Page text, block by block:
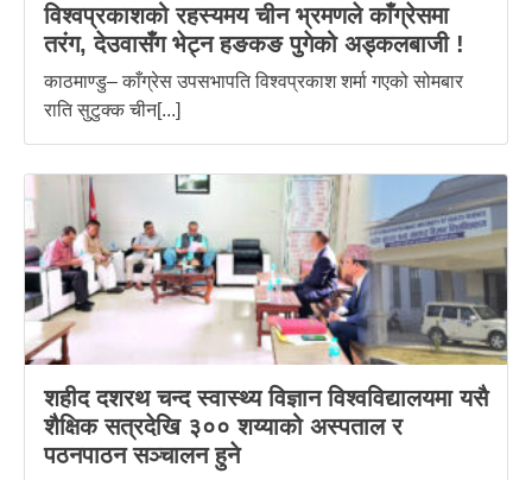
विश्वप्रकाशको रहस्यमय चीन भ्रमणले काँग्रेसमा
तरंग, देउवासँग भेट्न हङकङ पुगेको अड्कलबाजी !
काठमाण्डु– काँग्रेस उपसभापति विश्वप्रकाश शर्मा गएको सोमबार
राति सुटुक्क चीन[...]
शहीद दशरथ चन्द स्वास्थ्य विज्ञान विश्वविद्यालयमा यसै
शैक्षिक सत्रदेखि ३०० शय्याको अस्पताल र
पठनपाठन सञ्चालन हुने